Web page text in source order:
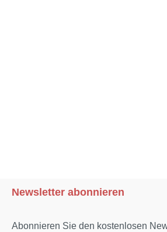
Newsletter abonnieren
Abonnieren Sie den kostenlosen